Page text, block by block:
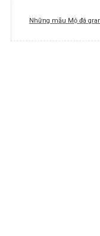
Những mẫu Mộ đá